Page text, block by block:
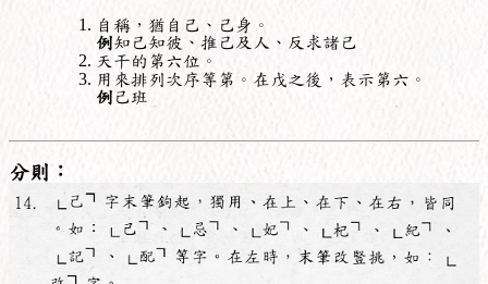
自稱，猶自己、己身。
例知己知彼、推己及人、反求諸己
天干的第六位。
用來排列次序等第。在戊之後，表示第六。
例 己班
分則：